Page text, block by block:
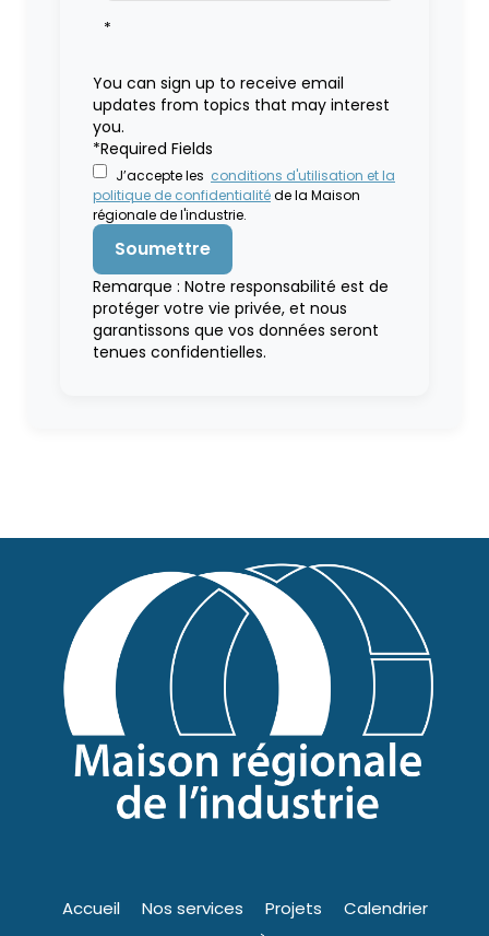
*
You can sign up to receive email
updates from topics that may interest
you.
*Required Fields
J’accepte les conditions d'utilisation et la
politique de confidentialitéde la Maison
régionale de l'industrie.
Remarque : Notre responsabilité est de
protéger votre vie privée, et nous
garantissons que vos données seront
tenues confidentielles.
Accueil Nos services Projets
Calendrier